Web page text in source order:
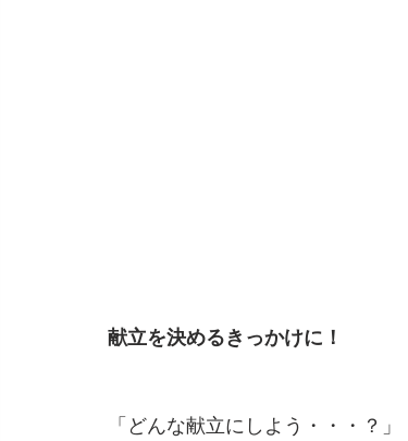
献立を決めるきっかけに！
「どんな献立にしよう・・・？」